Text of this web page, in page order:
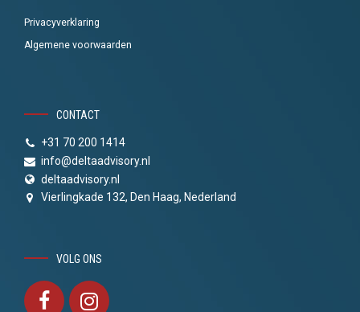
Privacyverklaring
Algemene voorwaarden
CONTACT
+31 70 200 1414
info@deltaadvisory.nl
deltaadvisory.nl
Vierlingkade 132, Den Haag, Nederland
VOLG ONS